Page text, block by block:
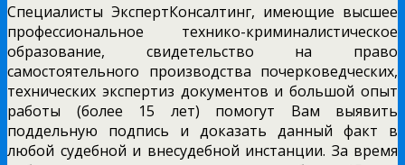
Специалисты ЭкспертКонсалтинг, имеющие высшее
профессиональное технико-криминалистическое
образование, свидетельство на право
самостоятельного производства почерковедческих,
технических экспертиз документов и большой опыт
работы (более 15 лет) помогут Вам выявить
поддельную подпись и доказать данный факт в
любой судебной и внесудебной инстанции. За время